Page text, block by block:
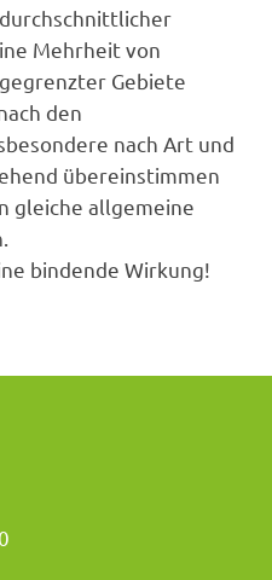
Mehrheit von
Gebiete
den
nach Art und
übereinstimmen
gleiche allgemeine
bindende Wirkung!